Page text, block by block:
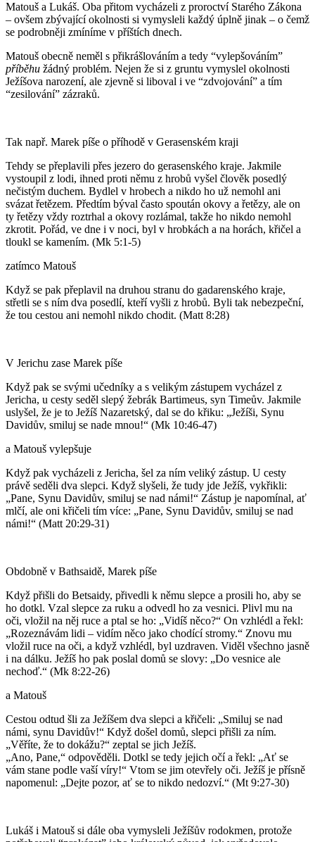
Matouš a Lukáš. Oba přitom vycházeli z proroctví Starého Zákona
– ovšem zbývající okolnosti si vymysleli každý úplně jinak – o čemž
se podrobněji zmíníme v příštích dnech.
Matouš obecně neměl s přikrášlováním a tedy “vylepšováním”
příběhu žádný problém. Nejen že si z gruntu vymyslel okolnosti
Ježíšova narození, ale zjevně si liboval i ve “zdvojování” a tím
“zesilování” zázraků.
Tak např. Marek píše o příhodě v Gerasenském kraji
Tehdy se přeplavili přes jezero do gerasenského kraje. Jakmile
vystoupil z lodi, ihned proti němu z hrobů vyšel člověk posedlý
nečistým duchem. Bydlel v hrobech a nikdo ho už nemohl ani
svázat řetězem. Předtím býval často spoután okovy a řetězy, ale on
ty řetězy vždy roztrhal a okovy rozlámal, takže ho nikdo nemohl
zkrotit. Pořád, ve dne i v noci, byl v hrobkách a na horách, křičel a
tloukl se kamením. (Mk 5:1-5)
zatímco Matouš
Když se pak přeplavil na druhou stranu do gadarenského kraje,
střetli se s ním dva posedlí, kteří vyšli z hrobů. Byli tak nebezpeční,
že tou cestou ani nemohl nikdo chodit. (Matt 8:28)
V Jerichu zase Marek píše
Když pak se svými učedníky a s velikým zástupem vycházel z
Jericha, u cesty seděl slepý žebrák Bartimeus, syn Timeův. Jakmile
uslyšel, že je to Ježíš Nazaretský, dal se do křiku: „Ježíši, Synu
Davidův, smiluj se nade mnou!“ (Mk 10:46-47)
a Matouš vylepšuje
Když pak vycházeli z Jericha, šel za ním veliký zástup. U cesty
právě seděli dva slepci. Když slyšeli, že tudy jde Ježíš, vykřikli:
„Pane, Synu Davidův, smiluj se nad námi!“ Zástup je napomínal, ať
mlčí, ale oni křičeli tím více: „Pane, Synu Davidův, smiluj se nad
námi!“ (Matt 20:29-31)
Obdobně v Bathsaidě, Marek píše
Když přišli do Betsaidy, přivedli k němu slepce a prosili ho, aby se
ho dotkl. Vzal slepce za ruku a odvedl ho za vesnici. Plivl mu na
oči, vložil na něj ruce a ptal se ho: „Vidíš něco?“ On vzhlédl a řekl:
„Rozeznávám lidi – vidím něco jako chodící stromy.“ Znovu mu
vložil ruce na oči, a když vzhlédl, byl uzdraven. Viděl všechno jasně
i na dálku. Ježíš ho pak poslal domů se slovy: „Do vesnice ale
nechoď.“ (Mk 8:22-26)
a Matouš
Cestou odtud šli za Ježíšem dva slepci a křičeli: „Smiluj se nad
námi, synu Davidův!“ Když došel domů, slepci přišli za ním.
„Věříte, že to dokážu?“ zeptal se jich Ježíš.
„Ano, Pane,“ odpověděli. Dotkl se tedy jejich očí a řekl: „Ať se
vám stane podle vaší víry!“ Vtom se jim otevřely oči. Ježíš je přísně
napomenul: „Dejte pozor, ať se to nikdo nedozví.“ (Mt 9:27-30)
Lukáš i Matouš si dále oba vymysleli Ježíšův rodokmen, protože